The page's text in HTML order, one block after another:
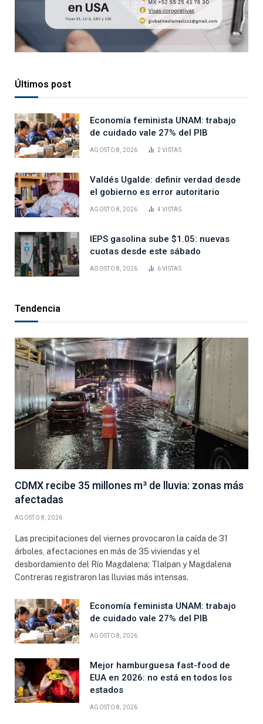
Últimos post
Economía feminista UNAM: trabajo
de cuidado vale 27% del PIB
AGOSTO 8, 2026 2VISTAS
Valdés Ugalde: definir verdad desde
el gobierno es error autoritario
AGOSTO 8, 2026 4VISTAS
IEPS gasolina sube $1.05: nuevas
cuotas desde este sábado
AGOSTO 8, 2026 6VISTAS
Tendencia
CDMX recibe 35 millones m³ de lluvia: zonas más
afectadas
AGOSTO 8, 2026
Las precipitaciones del viernes provocaron la caída de 31
árboles, afectaciones en más de 35 viviendas y el
desbordamiento del Río Magdalena; Tlalpan y Magdalena
Contreras registraron las lluvias más intensas.
Economía feminista UNAM: trabajo
de cuidado vale 27% del PIB
AGOSTO 8, 2026
Mejor hamburguesa fast-food de
EUA en 2026: no está en todos los
estados
AGOSTO 8, 2026